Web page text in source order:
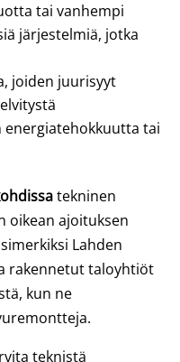
tai vanhempi
järjestelmiä, jotka
joiden juurisyyt
tai
tekninen
oikean ajoituksen
Lahden
rakennetut taloyhtiöt
kun ne
teknistä